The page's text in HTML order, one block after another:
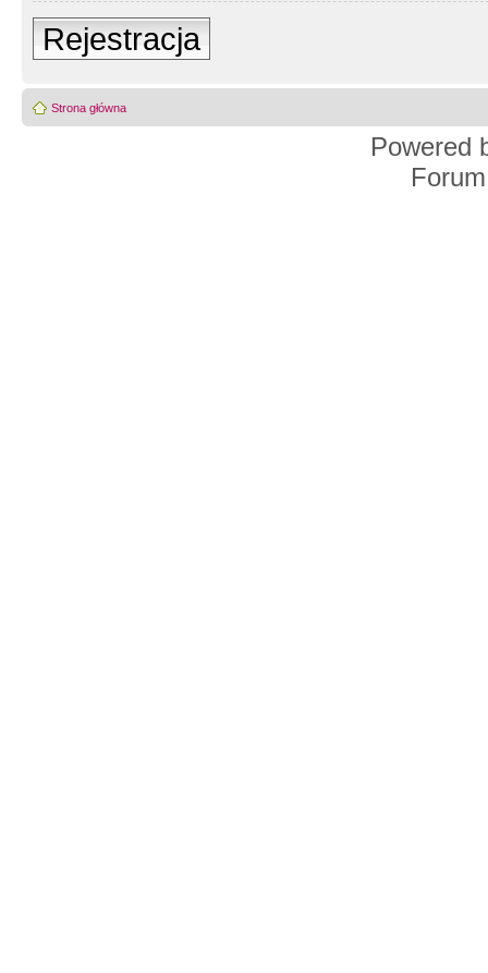
Rejestracja
Strona główna
Powered